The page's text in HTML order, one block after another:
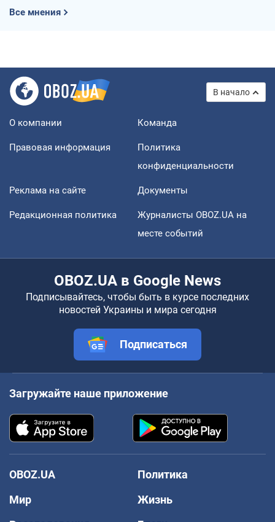
Все мнения
В начало
О компании Команда
Правовая информация
Политика
конфиденциальности
Реклама на сайте Документы
Редакционная политика
Журналисты OBOZ.UA на
месте событий
OBOZ.UA в Google News
Подписывайтесь, чтобы быть в курсе последних
новостей Украины и мира сегодня
Подписаться
Загружайте наше приложение
OBOZ.UA
Политика
Мир
Жизнь